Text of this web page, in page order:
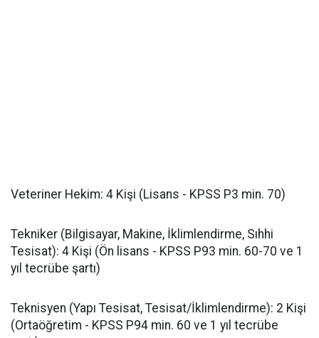
​Veteriner Hekim: 4 Kişi (Lisans - KPSS P3 min. 70)
​Tekniker (Bilgisayar, Makine, İklimlendirme, Sıhhi
Tesisat): 4 Kişi (Ön lisans - KPSS P93 min. 60-70 ve 1
yıl tecrübe şartı)
​Teknisyen (Yapı Tesisat, Tesisat/İklimlendirme): 2 Kişi
(Ortaöğretim - KPSS P94 min. 60 ve 1 yıl tecrübe